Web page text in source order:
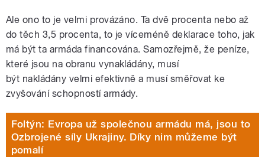
Ale ono to je velmi provázáno. Ta dvě procenta nebo až
do těch 3,5 procenta, to je víceméně deklarace toho, jak
má být ta armáda financována. Samozřejmě, že peníze,
které jsou na obranu vynakládány, musí
být nakládány velmi efektivně a musí směřovat ke
zvyšování schopností armády.
Foltýn: Evropa už společnou armádu má, jsou to
Ozbrojené síly Ukrajiny. Díky nim můžeme být
pomalí